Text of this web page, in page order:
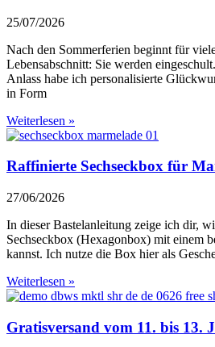
25/07/2026
Nach den Sommerferien beginnt für
Lebensabschnitt: Sie werden
Anlass habe ich personalisierte
in Form
Weiterlesen »
Raffinierte Sechseckbox für
27/06/2026
In dieser Bastelanleitung zeige ich dir,
Sechseckbox (Hexagonbox) mit einem
kannst. Ich nutze die Box hier als
Weiterlesen »
Gratisversand vom 11. bis 13.